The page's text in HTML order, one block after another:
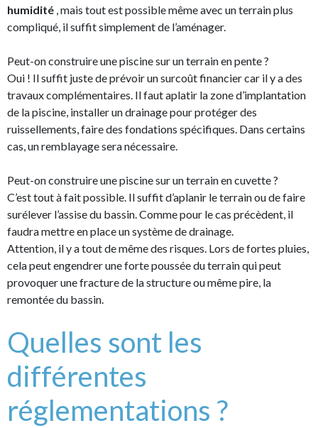
humidité , mais tout est possible même avec un terrain plus
compliqué, il suffit simplement de l’aménager.
Peut-on construire une piscine sur un terrain en pente ?
Oui ! Il suffit juste de prévoir un surcoût financier car il y a des
travaux complémentaires. Il faut aplatir la zone d’implantation
de la piscine, installer un drainage pour protéger des
ruissellements, faire des fondations spécifiques. Dans certains
cas, un remblayage sera nécessaire.
Peut-on construire une piscine sur un terrain en cuvette ?
C’est tout à fait possible. Il suffit d’aplanir le terrain ou de faire
surélever l’assise du bassin. Comme pour le cas précèdent, il
faudra mettre en place un système de drainage.
Attention, il y a tout de même des risques. Lors de fortes pluies,
cela peut engendrer une forte poussée du terrain qui peut
provoquer une fracture de la structure ou même pire, la
remontée du bassin.
Quelles sont les
différentes
réglementations ?